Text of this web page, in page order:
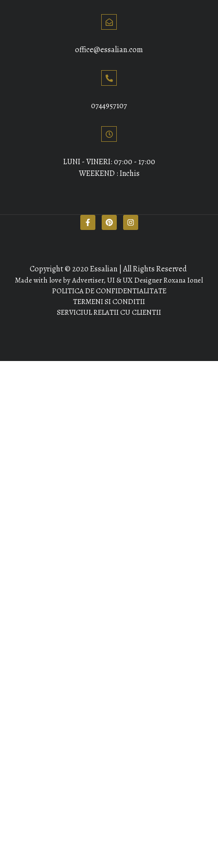
office@essalian.com
0744957107
LUNI - VINERI: 07:00 - 17:00
WEEKEND : Inchis
Copyright © 2020 Essalian | All Rights Reserved
Made with love by Advertiser, UI & UX Designer Roxana Ionel
POLITICA DE CONFIDENTIALITATE
TERMENI SI CONDITII
SERVICIUL RELATII CU CLIENTII